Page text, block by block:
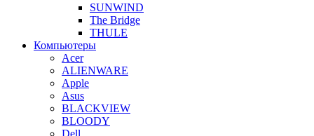
SUNWIND
The Bridge
THULE
Компьютеры
Acer
ALIENWARE
Apple
Asus
BLACKVIEW
BLOODY